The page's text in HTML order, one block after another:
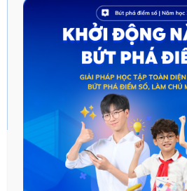
Cấu trúc đề thi đánh giá
Tháng Hai 3, 2023